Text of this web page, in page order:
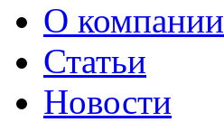
О компании
Статьи
Новости